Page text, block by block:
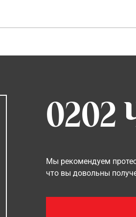
0202
Мы рекомендуем
что вы довольны